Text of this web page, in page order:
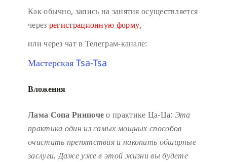
Как обычно, запись на занятия осуществляется
через регистрационную форму,
или через чат в Телеграм-канале:
Мастерская Tsa-Tsa
Вложения
Лама Сопа Ринпочео практике Ца-Ца: Эта
практика один из самых мощных способов
очистить препятствия и накопить обширные
заслуги. Даже уже в этой жизни вы будете